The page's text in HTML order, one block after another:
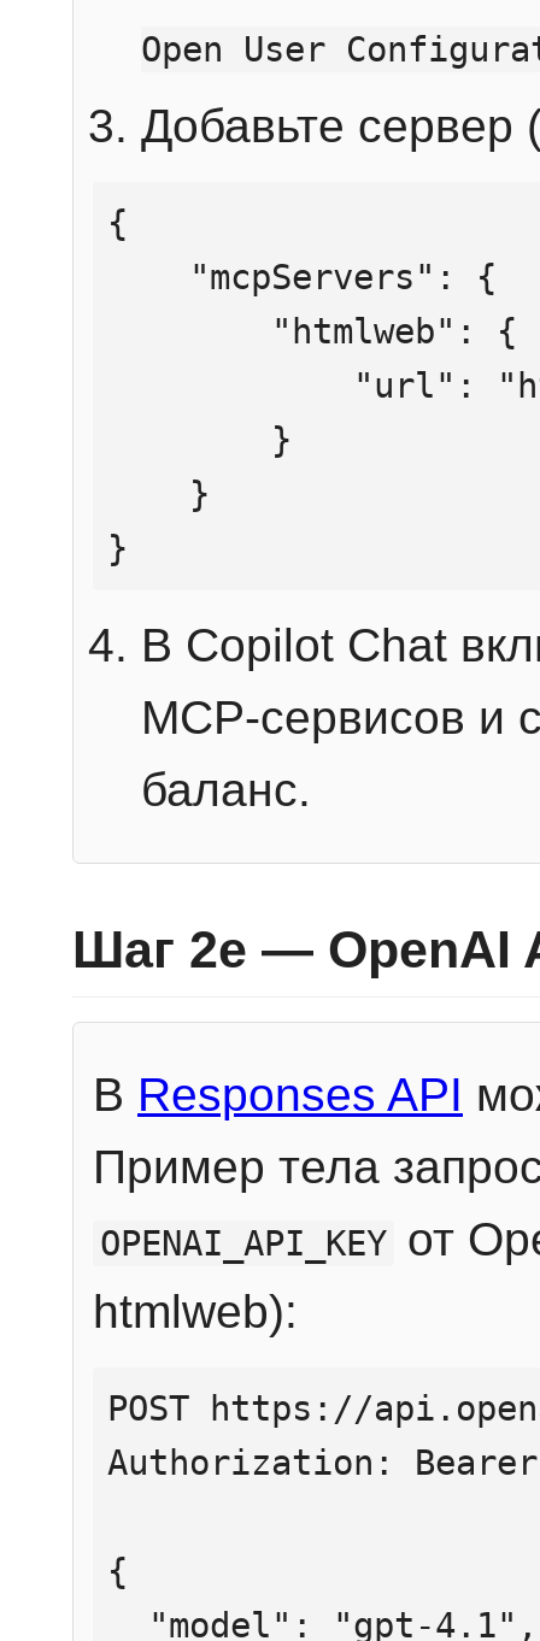
Open User
Добавьте сервер
{
}
В Copilot Chat
MCP-сервисов и
баланс.
Шаг 2e — OpenAI
В Responses API
Пример тела
OPENAI_API_KEY от
htmlweb):
POST https://
Authorization:
{